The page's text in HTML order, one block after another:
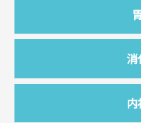
消
内